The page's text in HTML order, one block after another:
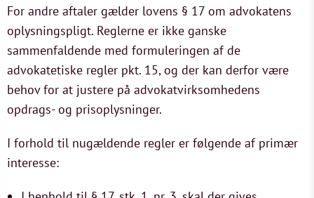
For andre aftaler gælder lovens § 17 om advokatens
oplysningspligt. Reglerne er ikke ganske
sammenfaldende med formuleringen af de
advokatetiske regler pkt. 15, og der kan derfor være
behov for at justere på advokatvirksomhedens
opdrags- og prisoplysninger.
I forhold til nugældende regler er følgende af primær
interesse: